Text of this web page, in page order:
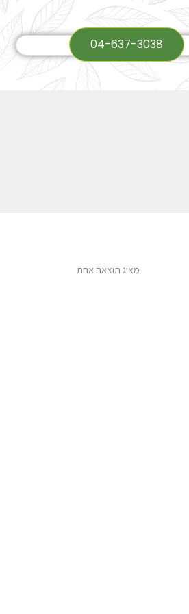
04-637-3038
מציג תוצאה אחת